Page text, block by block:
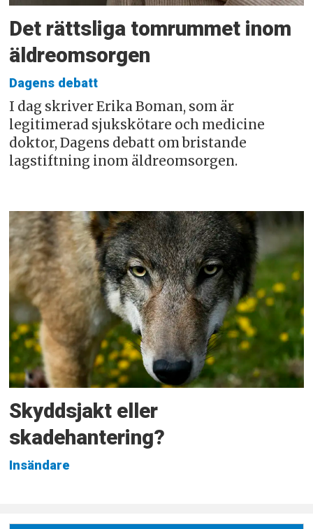
Det rättsliga tomrummet inom
äldreomsorgen
Dagens debatt
I dag skriver Erika Boman, som är
legitimerad sjukskötare och medicine
doktor, Dagens debatt om bristande
lagstiftning inom äldreomsorgen.
Skyddsjakt eller
skadehantering?
Insändare